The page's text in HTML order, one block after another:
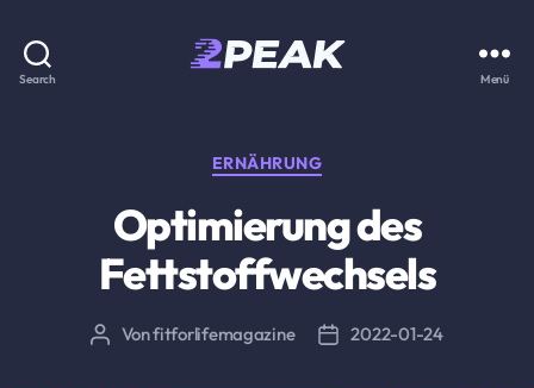
Search Menü
Kategorien
ERNÄHRUNG
Optimierung des
Fettstoffwechsels
Beitragsautor
Vonfitforlifemagazine Beitragsdatum
2022-01-24